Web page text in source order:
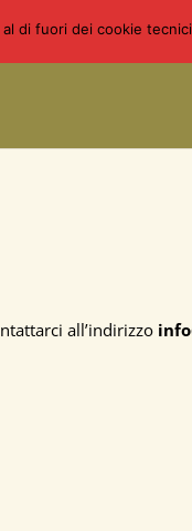
all’indirizzo
di fuori dei cookie